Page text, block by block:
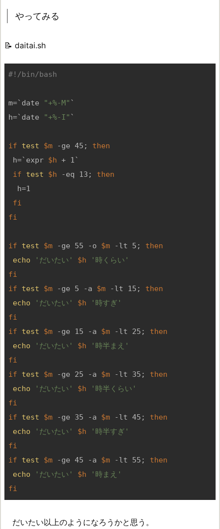
やってみる
📝 daitai.sh
m=`date "+%-M" `
h=`date
"+%-I" `
if test $m -ge 45; then
h=`expr $h + 1`
if
test $h -eq 13; then
  h=1
fi
fi
if test $m -ge 55 -o $m -lt 5; then
echo
'だいたい' $h
'時くらい'
fi
if
test $m -ge 5 -a $m -lt 15; then
echo
'だいたい' $h
'時すぎ'
fi
if
test $m -ge 15 -a $m -lt 25; then
echo
'だいたい' $h
'時半まえ'
fi
if
test $m -ge 25 -a $m -lt 35; then
echo
'だいたい' $h
'時半くらい'
fi
if
test $m -ge 35 -a $m -lt 45; then
echo
'だいたい' $h
'時半すぎ'
fi
if
test $m -ge 45 -a $m -lt 55; then
echo
'だいたい' $h
'時まえ'
fi
だいたい以上のようになろうかと思う。